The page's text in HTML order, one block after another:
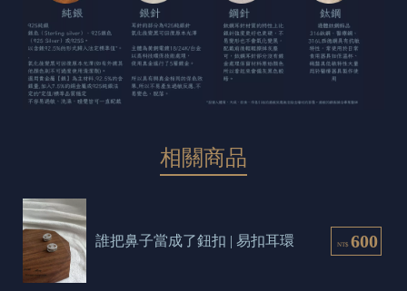
相關商品
NT$ 600
誰把鼻子當成了鈕扣 | 易扣耳環